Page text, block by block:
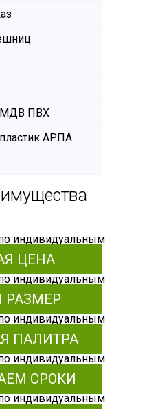
МДВ ПВХ
АРПА
ЦЕНА
РАЗМЕР
ПАЛИТРА
СРОКИ